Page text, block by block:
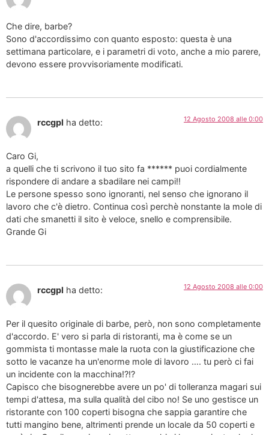
Che dire, barbe?
Sono d'accordissimo con quanto esposto: questa è una
settimana particolare, e i parametri di voto, anche a mio parere,
devono essere provvisoriamente modificati.
rccgpl ha detto: 12 Agosto 2008 alle 0:00
Caro Gi,
a quelli che ti scrivono il tuo sito fa ****** puoi cordialmente
rispondere di andare a sbadilare nei campi!!
Le persone spesso sono ignoranti, nel senso che ignorano il
lavoro che c'è dietro. Continua così perchè nonstante la mole di
dati che smanetti il sito è veloce, snello e comprensibile.
Grande Gi
rccgpl ha detto: 12 Agosto 2008 alle 0:00
Per il quesito originale di barbe, però, non sono completamente
d'accordo. E' vero si parla di ristoranti, ma è come se un
gommista ti montasse male la ruota con la giustificazione che
sotto le vacanze ha un'enorme mole di lavoro …. tu però ci fai
un incidente con la macchina!?!?
Capisco che bisognerebbe avere un po' di tolleranza magari sui
tempi d'attesa, ma sulla qualità del cibo no! Se uno gestisce un
ristorante con 100 coperti bisogna che sappia garantire che
tutti mangino bene, altrimenti prende un locale da 50 coperti e